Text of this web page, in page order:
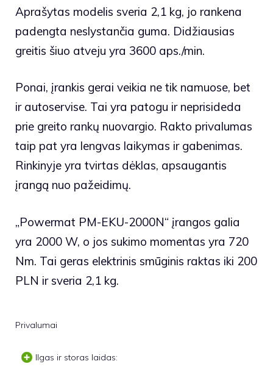
Aprašytas modelis sveria 2,1 kg, jo rankena
padengta neslystančia guma. Didžiausias
greitis šiuo atveju yra 3600 aps./min.
Ponai, įrankis gerai veikia ne tik namuose, bet
ir autoservise. Tai yra patogu ir neprisideda
prie greito rankų nuovargio. Rakto privalumas
taip pat yra lengvas laikymas ir gabenimas.
Rinkinyje yra tvirtas dėklas, apsaugantis
įrangą nuo pažeidimų.
„Powermat PM-EKU-2000N“ įrangos galia
yra 2000 W, o jos sukimo momentas yra 720
Nm. Tai geras elektrinis smūginis raktas iki 200
PLN ir sveria 2,1 kg.
Privalumai
Ilgas ir storas laidas: